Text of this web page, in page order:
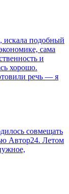
искала подобный
сама
и
хорошо.
речь — я
совмещать
Автор24. Летом